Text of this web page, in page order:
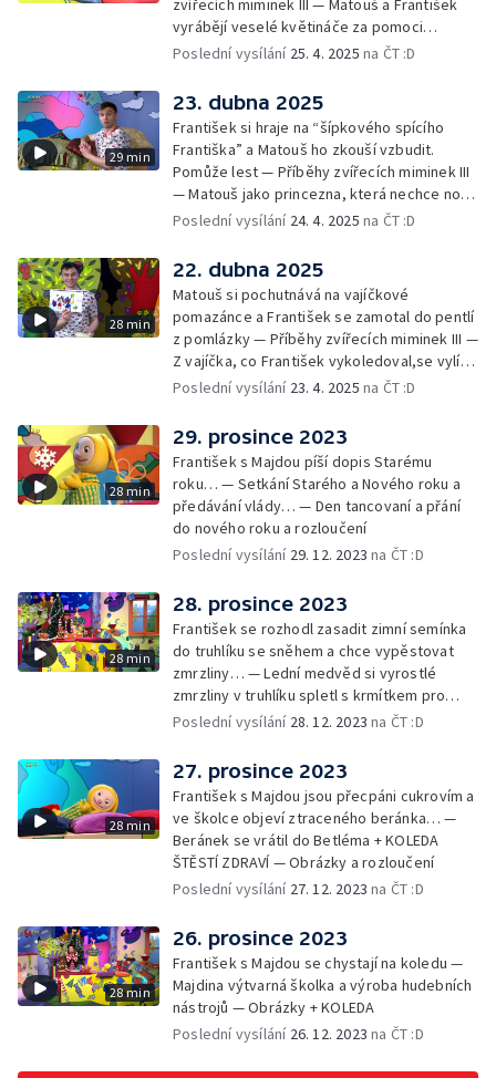
zvířecích miminek III — Matouš a František
vyrábějí veselé květináče za pomoci
skořápek z velikonočních vajíček… —
obrázky + rozloučení
Poslední vysílání 25. 4. 2025 na ČT :D
29 min
23. dubna 2025
František si hraje na “šípkového spícího
Františka” a Matouš ho zkouší vzbudit.
Pomůže lest — Příběhy zvířecích miminek III
— Matouš jako princezna, která nechce nosit
brýle… — Cvoček astronautem — Nestyďte
Poslední vysílání 24. 4. 2025 na ČT :D
28 min
22. dubna 2025
Matouš si pochutnává na vajíčkové
pomazánce a František se zamotal do pentlí
z pomlázky — Příběhy zvířecích miminek III —
Z vajíčka, co František vykoledoval,se vylíhl
drak. Nejí princezny, ale miluje vajíčkovou
Rozloučení
Poslední vysílání 23. 4. 2025 na ČT :D
28 min
29. prosince 2023
František s Majdou píší dopis Starému
roku… — Setkání Starého a Nového roku a
předávání vlády… — Den tancovaní a přání
do nového roku a rozloučení
Poslední vysílání 29. 12. 2023 na ČT :D
28 min
28. prosince 2023
František se rozhodl zasadit zimní semínka
do truhlíku se sněhem a chce vypěstovat
zmrzliny… — Lední medvěd si vyrostlé
zmrzliny v truhlíku spletl s krmítkem pro
medvědy… — Kompas od medvěda +
Poslední vysílání 28. 12. 2023 na ČT :D
28 min
27. prosince 2023
František s Majdou jsou přecpáni cukrovím a
ve školce objeví ztraceného beránka… —
Beránek se vrátil do Betléma + KOLEDA
ŠTĚSTÍ ZDRAVÍ — Obrázky a rozloučení
Poslední vysílání 27. 12. 2023 na ČT :D
28 min
26. prosince 2023
František s Majdou se chystají na koledu —
Majdina výtvarná školka a výroba hudebních
nástrojů — Obrázky + KOLEDA
Poslední vysílání 26. 12. 2023 na ČT :D